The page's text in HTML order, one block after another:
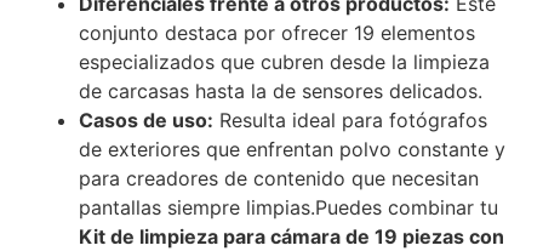
conjunto destaca por ofrecer 19 elementos
especializados que cubren desde la limpieza
de carcasas hasta la de sensores delicados.
Casos de uso: Resulta ideal para fotógrafos
de exteriores que enfrentan polvo constante y
para creadores de contenido que necesitan
pantallas siempre limpias.Puedes combinar tu
Kit de limpieza para cámara de 19 piezas con